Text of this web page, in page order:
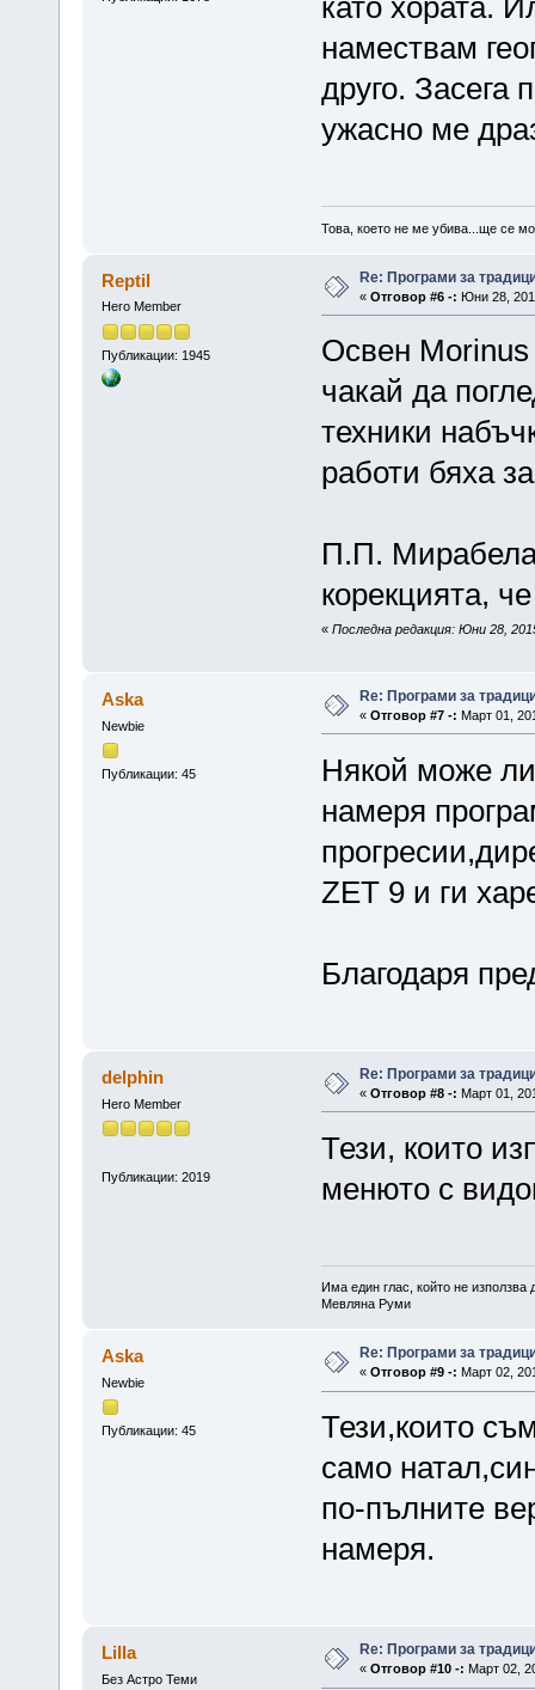
като хората.
намествам
друго. Засега
ужасно ме
Това, което не ме убива...ще се
Reptil
Hero Member
Публикации: 1945
Re: Програми за
« Отговор #6 -: Юни 28,
Освен
чакай да
техники
работи бяха
П.П. Мирабела
корекцията,
« Последна редакция: Юни 28,
Aska
Newbie
Публикации: 45
Re: Програми за
« Отговор #7 -: Март 01,
Някой може
намеря
ZET 9 и ги
Благодаря
delphin
Hero Member
Публикации: 2019
Re: Програми за
« Отговор #8 -: Март 01,
Тези, които
менюто с
Има един глас, който не
Мевляна Руми
Aska
Newbie
Публикации: 45
Re: Програми за
« Отговор #9 -: Март 02,
Тези,които
само
по-пълните
намеря.
Lilla
Без Астро Теми
Re: Програми за
« Отговор #10 -: Март 02,